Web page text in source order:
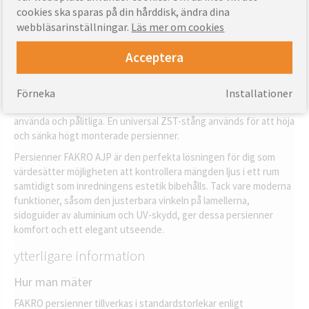
Sekretess: AJP persienner skyddar interiören från nyfikna ögon
utan att nämnvärt begränsa ljuset.
UV-skydd: Persiennerna skyddar effektivt interiören från
Inredning: Med sin eleganta design gör AJP persienner en
använda och pålitliga. En universal ZST-stång används för att höja
och sänka högt monterade persienner.
Persienner FAKRO AJP är den perfekta lösningen för dig som
värdesätter möjligheten att kontrollera mängden ljus i ett rum
samtidigt som inredningens estetik bibehålls. Tack vare moderna
funktioner, såsom den justerbara vinkeln på lamellerna,
sidoguider av aluminium och UV-skydd, ger dessa persienner
komfort och ett elegant utseende.
ytterligare information
Hur man mäter
FAKRO persienner tillverkas i standardstorlekar enligt
cookies ska sparas på din hårddisk, ändra dina
webbläsarinställningar. Läs mer om cookies
Acceptera
Installationer
Förneka